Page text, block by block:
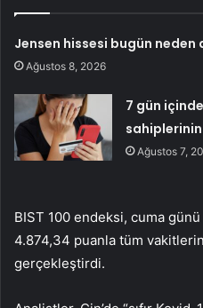
Jensen hissesi bugün neden
Ağustos 8, 2026
7 gün
Ağustos 7,
BIST 100 endeksi, cuma
4.874,34 puanla tüm vakitlerin
gerçekleştirdi.